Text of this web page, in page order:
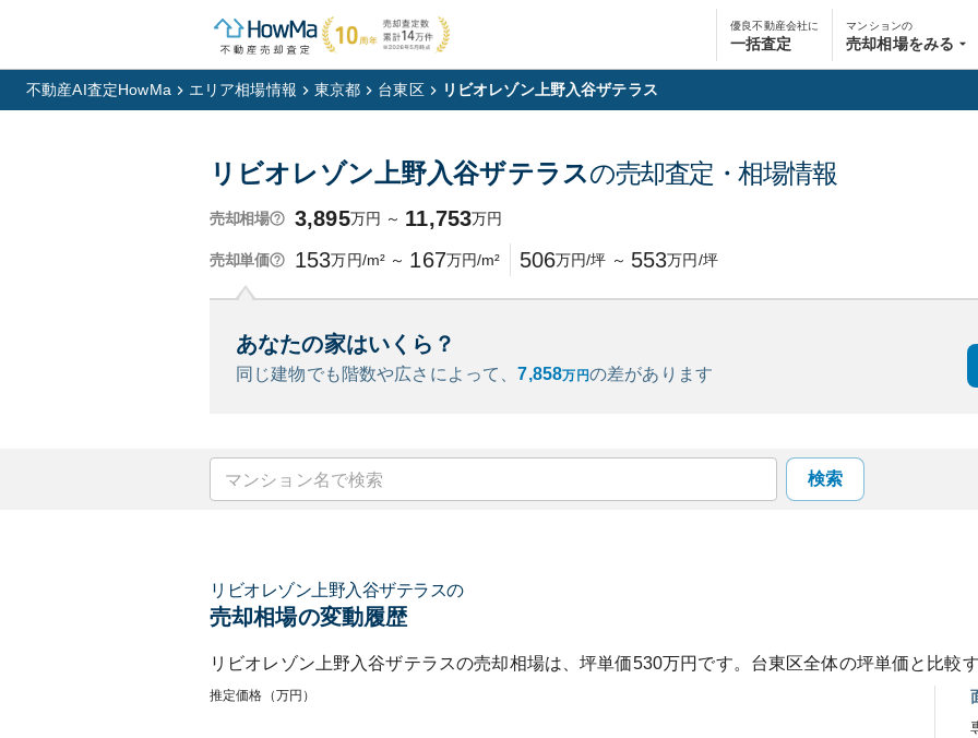
優良不動産会社に
一括査定
マンションの
売却相場をみる
不動産AI査定HowMa エリア相場情報 東京都 台東区 リビオレゾン上野入谷ザテラス
リビオレゾン上野入谷ザテラスの売却査定・相場情報
売却相場 3,895万円 ～ 11,753万円
売却単価 153万円/m² ～ 167万円/m² 506万円/坪 ～ 553万円/坪
あなたの家はいくら？
同じ建物でも階数や広さによって、7,858万円の差があります
検索
リビオレゾン上野入谷ザテラスの
売却相場の変動履歴
リビオレゾン上野入谷ザテラスの売却相場は、坪単価530万円です。 台東区全体の坪単価と比較
推定価格（万円）